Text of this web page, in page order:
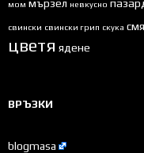
мом мързел невкусно
свински свински грип скука
цветя ядене
ВРЪЗКИ
blogmasa